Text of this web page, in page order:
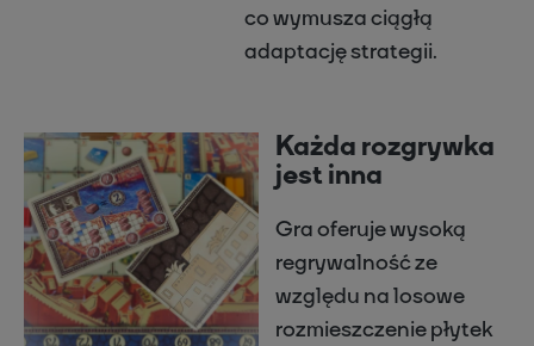
co wymusza ciągłą
adaptację strategii.
Każda rozgrywka
jest inna
Gra oferuje wysoką
regrywalność ze
względu na losowe
rozmieszczenie płytek